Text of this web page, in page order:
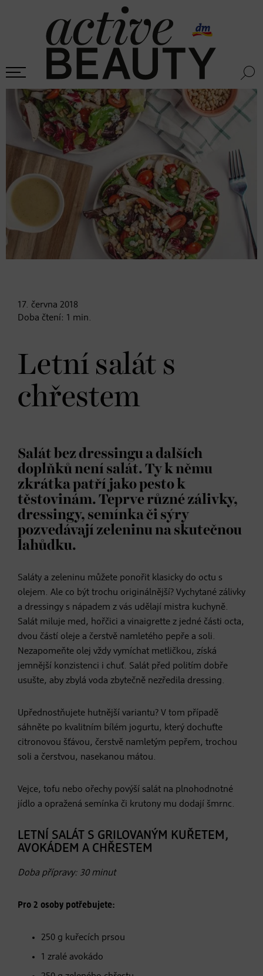
17. června 2018
Doba čtení: 1 min.
Letní salát s
chřestem
Salát bez dressingu a dalších
doplňků není salát. Ty k němu
zkrátka patří jako pesto k
těstovinám. Teprve různé zálivky,
dressingy, semínka či sýry
pozvedávají zeleninu na skutečnou
lahůdku.
Saláty a zeleninu můžete ponořit klasicky do octu s
olejem. Ale co být trochu originálnější? Vychytané zálivky
a dressingy s nápadem z vás udělají mistra kuchyně.
Salát miluje med, hořčici a vinaigrette z jedné části octa,
dvou částí oleje a čerstvě namletého pepře a soli.
Nezapomeňte olej vždy vymíchat metličkou, získá
jemnější konzistenci i chuť. Salát před politím dobře
usušte, aby zbylá voda zbytečně nezředila dressing.
Upřednostňujete hutnější variantu? V tom případě
sáhněte po kvalitním bílém jogurtu, který dochuťte
citronovou šťávou, čerstvě namletým pepřem, trochou
soli a čerstvou, nasekanou mátou.
Vejce, tofu nebo ořechy povýší salát na plnohodnotné
jídlo a opražená semínka či krutony mu dodají šmrnc.
LETNÍ SALÁT S GRILOVANÝM KUŘETEM,
AVOKÁDEM A CHŘESTEM
Doba přípravy: 30 minut
Pro 2 osoby potřebujete:
250 g kuřecích prsou
1 zralé avokádo